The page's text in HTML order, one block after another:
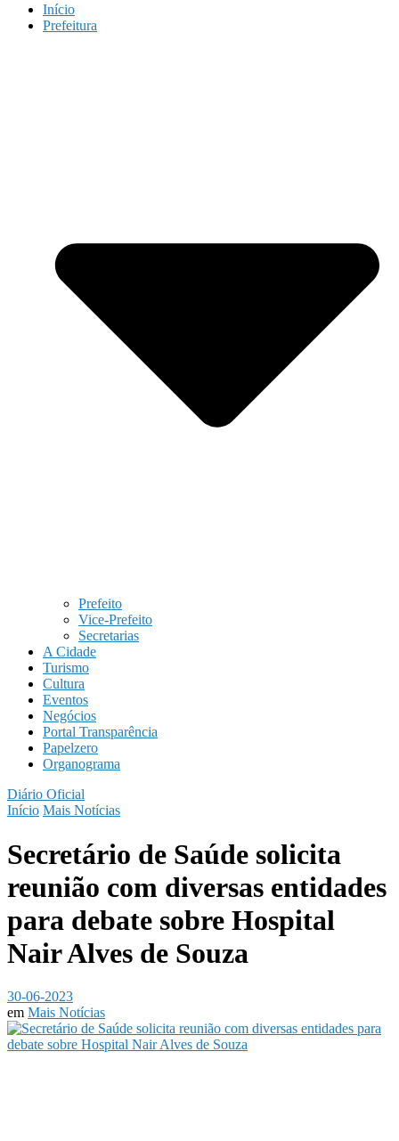
Início
Prefeitura
Prefeito
Vice-Prefeito
Secretarias
A Cidade
Turismo
Cultura
Eventos
Negócios
Portal Transparência
Papelzero
Organograma
Diário Oficial
Início Mais Notícias
Secretário de Saúde solicita
reunião com diversas entidades
para debate sobre Hospital
Nair Alves de Souza
30-06-2023
em Mais Notícias